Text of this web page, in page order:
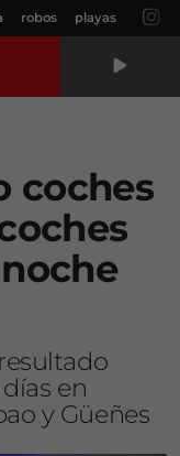
robos playas
coches
en
y Güeñes